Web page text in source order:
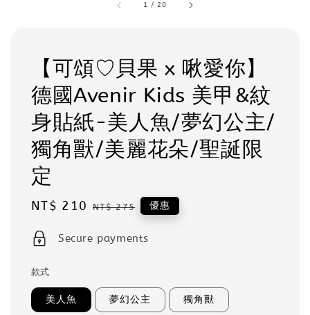
1 / 20
【可頌♡貝果 x 啾愛你】
德國Avenir Kids 美甲&紋
身貼紙-美人魚/夢幻公主/
獨角獸/美麗花朵/聖誕限
定
Sale
NT$ 210 Regular
NT$ 275 優惠
Secure payments
款式
美人魚 夢幻公主 獨角獸